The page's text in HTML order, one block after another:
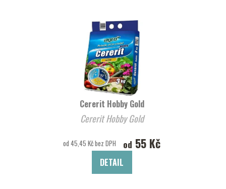
Cererit Hobby Gold
Cererit Hobby Gold
od 45,45 Kč bez DPH od 55 Kč
DETAIL